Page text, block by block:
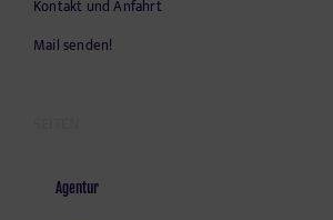
Kontakt und Anfahrt
Mail senden!
Agentur